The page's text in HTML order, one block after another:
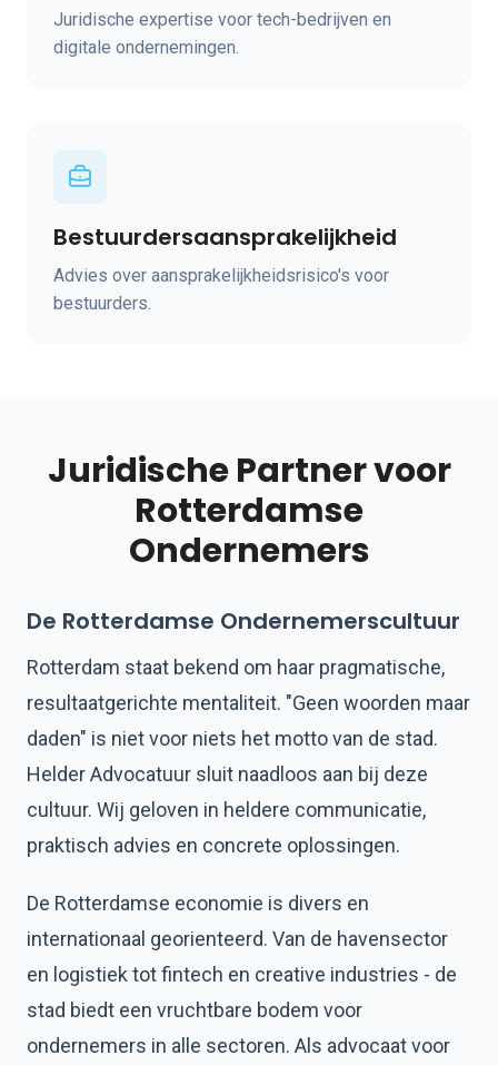
Juridische expertise voor tech-bedrijven en
digitale ondernemingen.
Bestuurdersaansprakelijkheid
Advies over aansprakelijkheidsrisico's voor
bestuurders.
Juridische Partner voor
Rotterdamse
Ondernemers
De Rotterdamse Ondernemerscultuur
Rotterdam staat bekend om haar pragmatische,
resultaatgerichte mentaliteit. "Geen woorden maar
daden" is niet voor niets het motto van de stad.
Helder Advocatuur sluit naadloos aan bij deze
cultuur. Wij geloven in heldere communicatie,
praktisch advies en concrete oplossingen.
De Rotterdamse economie is divers en
internationaal georienteerd. Van de havensector
en logistiek tot fintech en creative industries - de
stad biedt een vruchtbare bodem voor
ondernemers in alle sectoren. Als advocaat voor